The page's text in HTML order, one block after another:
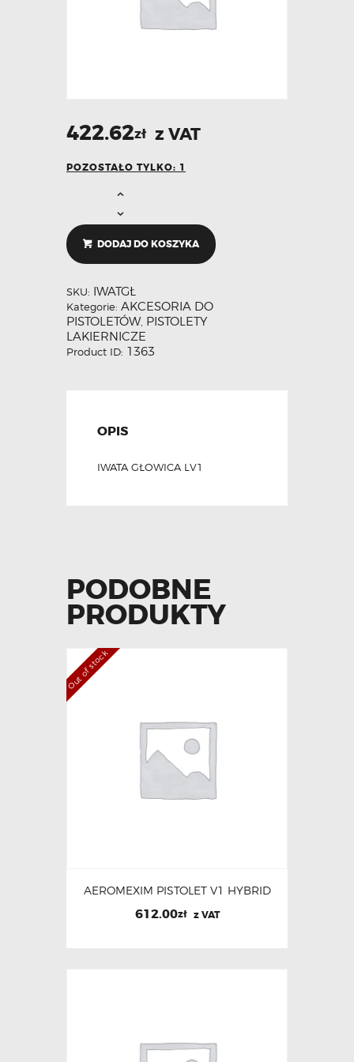
422.62zł z VAT
POZOSTAŁO TYLKO: 1
DODAJ DO KOSZYKA
SKU: IWATGŁ
Kategorie: AKCESORIA DO
PISTOLETÓW, PISTOLETY
LAKIERNICZE
Product ID: 1363
OPIS
IWATA GŁOWICA LV1
PODOBNE
PRODUKTY
Out of stock
AEROMEXIM PISTOLET V1 HYBRID
612.00zł z VAT